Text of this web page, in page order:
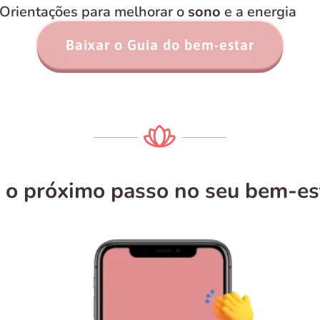
para melhorar osono e a energia
Baixar o Guia do bem-estar
o próximo passo no seu bem-